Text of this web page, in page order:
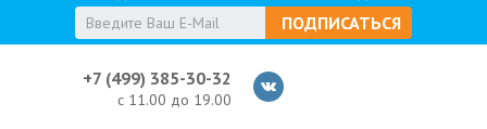
ПОДПИСАТЬСЯ
+7 (499) 385-30-32
с 11.00 до 19.00